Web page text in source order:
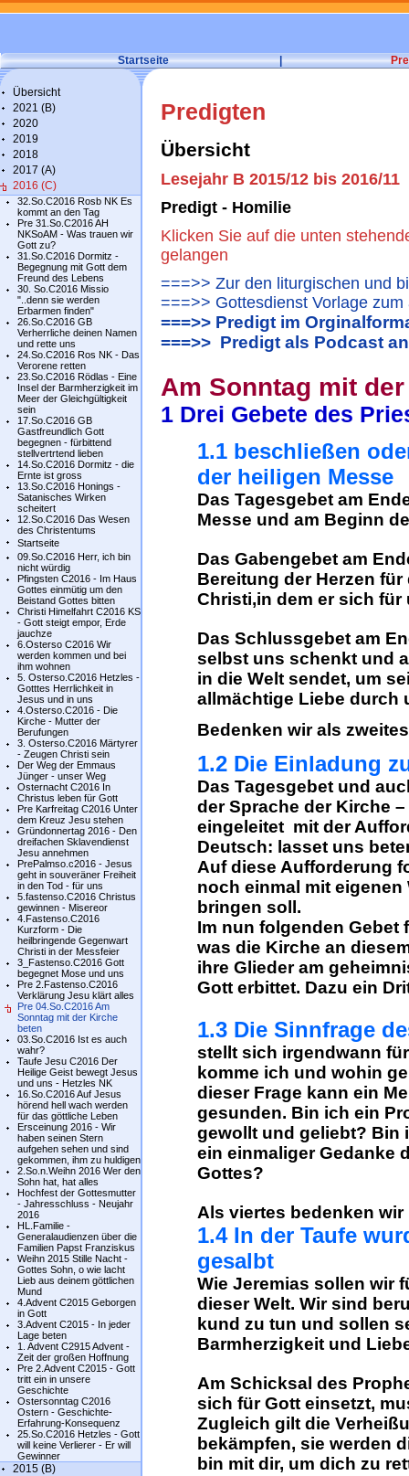
Startseite |
Übersicht
2021 (B)
2020
2019
2018
2017 (A)
2016 (C)
32.So.C2016 Rosb NK Es
kommt an den Tag
Pre 31.So.C2016 AH
NKSoAM - Was trauen wir
Gott zu?
31.So.C2016 Dormitz -
Begegnung mit Gott dem
Freund des Lebens
30. So.C2016 Missio
"..denn sie werden
Erbarmen finden"
26.So.C2016 GB
Verherrliche deinen Namen
und rette uns
24.So.C2016 Ros NK - Das
Verorene retten
23.So.C2016 Rödlas - Eine
Insel der Barmherzigkeit im
Meer der Gleichgültigkeit
sein
17.So.C2016 GB
Gastfreundlich Gott
begegnen - fürbittend
stellvertrtend lieben
14.So.C2016 Dormitz - die
Ernte ist gross
13.So.C2016 Honings -
Satanisches Wirken
scheitert
12.So.C2016 Das Wesen
des Christentums
Startseite
09.So.C2016 Herr, ich bin
nicht würdig
Pfingsten C2016 - Im Haus
Gottes einmütig um den
Beistand Gottes bitten
Christi Himelfahrt C2016 KS
- Gott steigt empor, Erde
jauchze
6.Osterso C2016 Wir
werden kommen und bei
ihm wohnen
5. Osterso.C2016 Hetzles -
Gotttes Herrlichkeit in
Jesus und in uns
4.Osterso.C2016 - Die
Kirche - Mutter der
Berufungen
3. Osterso.C2016 Märtyrer
- Zeugen Christi sein
Der Weg der Emmaus
Jünger - unser Weg
Osternacht C2016 In
Christus leben für Gott
Pre Karfreitag C2016 Unter
dem Kreuz Jesu stehen
Gründonnertag 2016 - Den
dreifachen Sklavendienst
Jesu annehmen
PrePalmso.c2016 - Jesus
geht in souveräner Freiheit
in den Tod - für uns
5.fastenso.C2016 Christus
gewinnen - Misereor
4.Fastenso.C2016
Kurzform - Die
heilbringende Gegenwart
Christi in der Messfeier
3_Fastenso.C2016 Gott
begegnet Mose und uns
Pre 2.Fastenso.C2016
Verklärung Jesu klärt alles
Pre 04.So.C2016 Am
Sonntag mit der Kirche
beten
03.So.C2016 Ist es auch
wahr?
Taufe Jesu C2016 Der
Heilige Geist bewegt Jesus
und uns - Hetzles NK
16.So.C2016 Auf Jesus
hörend hell wach werden
für das göttliche Leben
Ersceinung 2016 - Wir
haben seinen Stern
aufgehen sehen und sind
gekommen, ihm zu huldigen
2.So.n.Weihn 2016 Wer den
Sohn hat, hat alles
Hochfest der Gottesmutter
- Jahresschluss - Neujahr
2016
HL.Familie -
Generalaudienzen über die
Familien Papst Franziskus
Weihn 2015 Stille Nacht -
Gottes Sohn, o wie lacht
Lieb aus deinem göttlichen
Mund
4.Advent C2015 Geborgen
in Gott
3.Advent C2015 - In jeder
Lage beten
1. Advent C2915 Advent -
Zeit der großen Hoffnung
Pre 2.Advent C2015 - Gott
tritt ein in unsere
Geschichte
Ostersonntag C2016
Ostern - Geschichte-
Erfahrung-Konsequenz
25.So.C2016 Hetzles - Gott
will keine Verlierer - Er will
Gewinner
2015 (B)
Predigten
Übersicht
Lesejahr B 2015/12 bis 2016/11
Predigt - Homilie
Klicken Sie auf die unten
gelangen
===>> Zur den liturgischen und
===>> Gottesdienst Vorlage
===>> Predigt im
===>> Predigt als Podcast
Am Sonntag mit
1 Drei Gebete des
1.1 beschließen
der heiligen Messe
Das Tagesgebet am
Messe und am Beginn
Das Gabengebet am
Bereitung der Herzen
Christi,in dem er sich für
Das Schlussgebet am
selbst uns schenkt und
in die Welt sendet, um
allmächtige Liebe durch
Bedenken wir als zweites
1.2 Die Einladung
Das Tagesgebet und
der Sprache der Kirche
eingeleitet mit der
Deutsch: lasset uns
Auf diese Aufforderung
noch einmal mit
bringen soll.
Im nun folgenden Gebet
was die Kirche an
ihre Glieder am
Gott erbittet. Dazu ein
1.3 Die Sinnfrage
stellt sich irgendwann
komme ich und wohin
dieser Frage kann ein
gesunden. Bin ich ein
gewollt und geliebt? Bin
ein einmaliger Gedanke
Gottes?
Als viertes bedenken wir
1.4 In der Taufe
gesalbt
Wie Jeremias sollen wir
dieser Welt. Wir sind
kund zu tun und sollen
Barmherzigkeit und
Am Schicksal des
sich für Gott einsetzt,
Zugleich gilt die
bekämpfen, sie werden
bin mit dir, um dich zu